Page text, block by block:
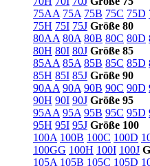
75AA 75A 75B 75C 75D
75H 75I 75J Größe 80
80AA 80A 80B 80C 80D
80H 80I 80J Größe 85
85AA 85A 85B 85C 85D
85H 85I 85J Größe 90
90AA 90A 90B 90C 90D
90H 90I 90J Größe 95
95AA 95A 95B 95C 95D
95H 95I 95J Größe 100
100A 100B 100C 100D
100GG 100H 100I 100J
105A 105B 105C 105D